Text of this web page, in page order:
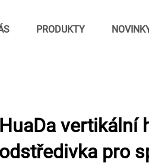
PRODUKTY
HuaDa vertikální
odstředivka pro